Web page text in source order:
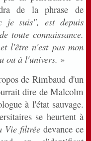
de la phrase de
je suis", est depuis
toute connaissance.
l'être n'est pas mon
ou à l'univers. »
de Rimbaud d'un
dire de Malcolm
à l'état sauvage.
se heurtent à
Vie filtrée devance ce